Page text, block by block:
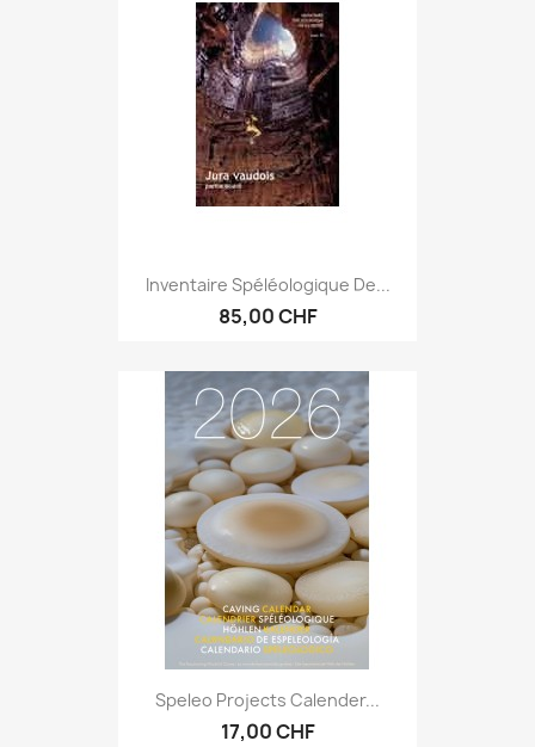
Inventaire Spéléologique De...
85,00 CHF
Speleo Projects Calender...
17,00 CHF